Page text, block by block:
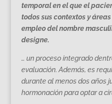
temporal en el que el
todos sus contextos y
empleo del nombre
designe.
… un proceso integrado
evaluación. Además, es
durante al menos dos años
hormonación para optar a